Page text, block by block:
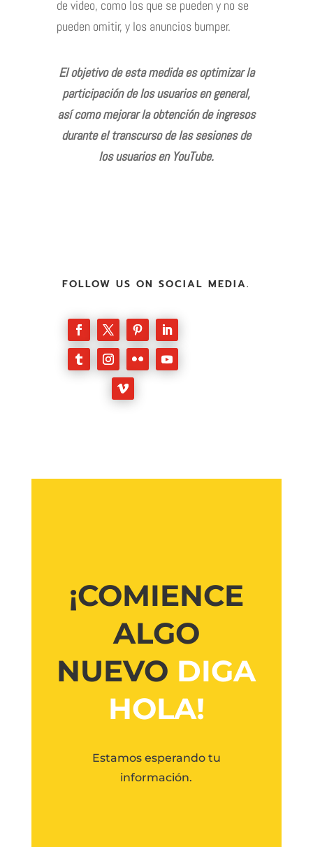
de video, como los que se pueden y no se
pueden omitir, y los anuncios bumper.
El objetivo de esta medida es optimizar la
participación de los usuarios en general,
así como mejorar la obtención de ingresos
durante el transcurso de las sesiones de
los usuarios en YouTube.
FOLLOW US ON SOCIAL MEDIA.
¡COMIENCE
ALGO
NUEVO DIGA
HOLA!
Estamos esperando tu
información.